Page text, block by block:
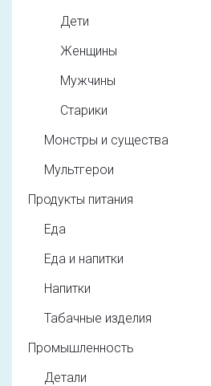
Дети
Женщины
Мужчины
Старики
Монстры и существа
Мультгерои
Продукты питания
Еда
Еда и напитки
Напитки
Табачные изделия
Промышленность
Детали